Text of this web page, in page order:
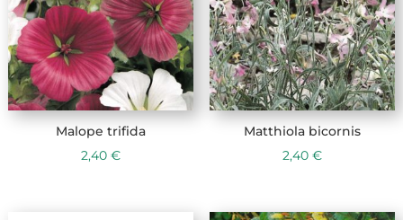
Malope trifida
2,40€
Matthiola bicornis
2,40 €